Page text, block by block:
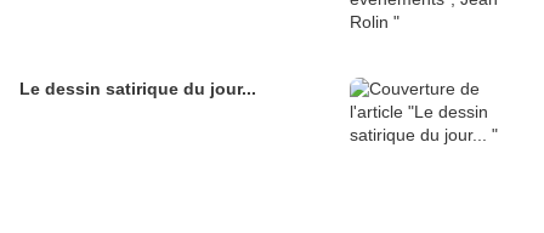
Le dessin satirique du jour...